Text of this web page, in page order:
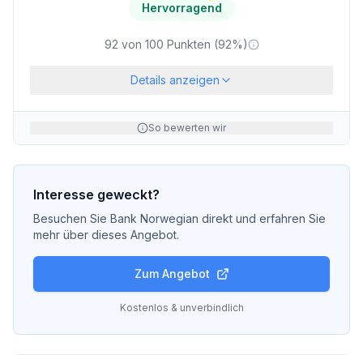
Hervorragend
92 von 100 Punkten (92%)
Details anzeigen
So bewerten wir
Interesse geweckt?
Besuchen Sie Bank Norwegian direkt und erfahren Sie
mehr über dieses Angebot.
Zum Angebot
Kostenlos & unverbindlich